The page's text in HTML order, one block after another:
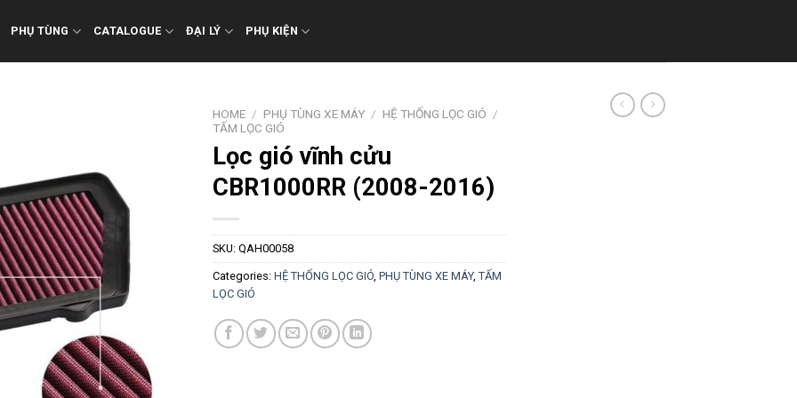
PHỤ TÙNG CATALOGUE ĐẠI LÝ PHỤ KIỆN
HOME / PHỤ TÙNG XE MÁY / HỆ THỐNG LỌC GIÓ /
TẤM LỌC GIÓ
Lọc gió vĩnh cửu
CBR1000RR (2008-2016)
SKU: QAH00058
Categories: HỆ THỐNG LỌC GIÓ PHỤ TÙNG XE MÁY, TẤM
LỌC GIÓ